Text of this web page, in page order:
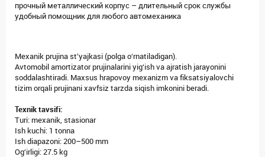
прочный металлический корпус – длительный срок службы
удобный помощник для любого автомеханика
Mexanik prujina st’yajkasi (polga o‘rnatiladigan).
Avtomobil amortizator prujinalarini yig‘ish va ajratish jarayonini
soddalashtiradi. Maxsus hrapovoy mexanizm va fiksatsiyalovchi
tizim orqali prujinani xavfsiz tarzda siqish imkonini beradi.
Texnik tavsifi:
Turi: mexanik, stasionar
Ish kuchi: 1 tonna
Ish diapazoni: 200–500 mm
Og‘irligi: 27.5 kg